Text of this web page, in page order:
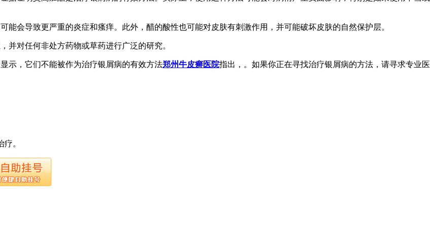
会导致更严重的炎症和瘙痒。此外，醋的酸性也可能对皮肤有刺激作用，并可能破坏皮肤的自然保护层。
并对任何非处方药物或草药进行广泛的研究。
示，它们不能被作为治疗银屑病的有效方法郑州牛皮癣医院指出，。如果你正在寻找治疗银屑病的方法，请寻求专业医
。